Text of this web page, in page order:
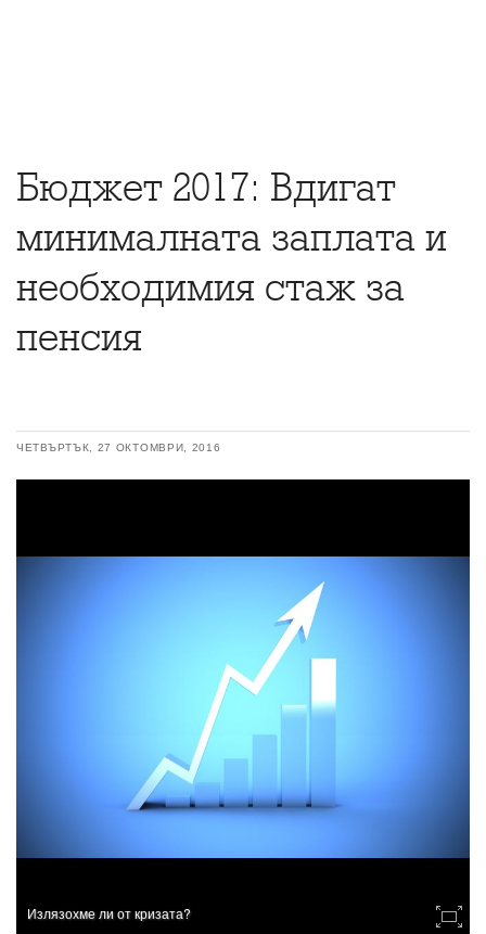
Бюджет 2017: Вдигат
минималната заплата и
необходимия стаж за
пенсия
ЧЕТВЪРТЪК, 27 ОКТОМВРИ, 2016
Излязохме ли от кризата?